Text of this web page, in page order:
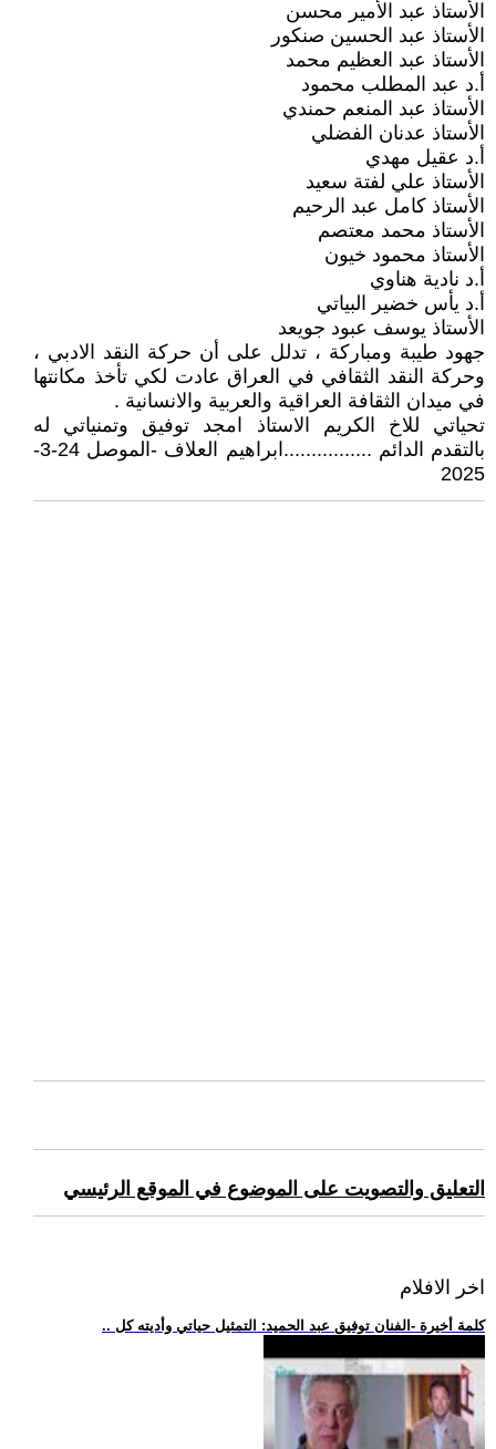
الأستاذ عبد الأمير محسن
الأستاذ عبد الحسين صنكور
الأستاذ عبد العظيم محمد
أ.د عبد المطلب محمود
الأستاذ عبد المنعم حمندي
الأستاذ عدنان الفضلي
أ.د عقيل مهدي
الأستاذ علي لفتة سعيد
الأستاذ كامل عبد الرحيم
الأستاذ محمد معتصم
الأستاذ محمود خيون
أ.د نادية هناوي
أ.د يأس خضير البياتي
الأستاذ يوسف عبود جويعد
جهود طيبة ومباركة ، تدلل على أن حركة النقد الادبي ،
وحركة النقد الثقافي في العراق عادت لكي تأخذ مكانتها
في ميدان الثقافة العراقية والعربية والانسانية .
تحياتي للاخ الكريم الاستاذ امجد توفيق وتمنياتي له
بالتقدم الدائم ................ابراهيم العلاف -الموصل 24-3-
2025
التعليق والتصويت على الموضوع في الموقع الرئيسي
اخر الافلام
.. كلمة أخيرة -الفنان توفيق عبد الحميد: التمثيل حياتي وأديته كل